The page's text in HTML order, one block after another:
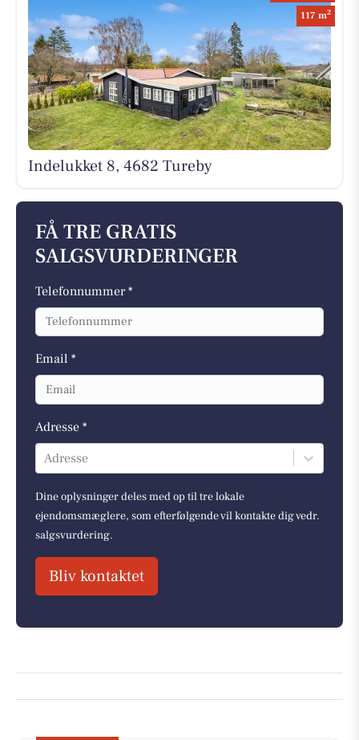
117 m2
Indelukket 8, 4682 Tureby
FÅ TRE GRATIS
SALGSVURDERINGER
Telefonnummer *
Email *
Adresse *
Adresse
Dine oplysninger deles med op til tre lokale
ejendomsmæglere, som efterfølgende vil kontakte dig vedr.
salgsvurdering.
Bliv kontaktet